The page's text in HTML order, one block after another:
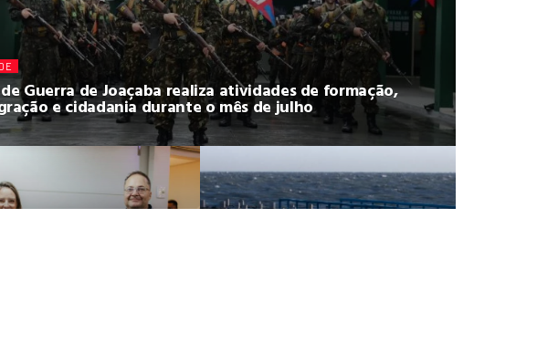
Guerra de Joaçaba realiza atividades de formação,
e cidadania durante o mês de julho